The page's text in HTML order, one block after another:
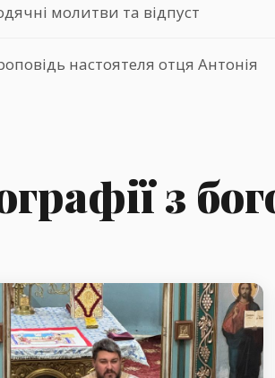
молитви та відпуст
настоятеля отця Антонія
з